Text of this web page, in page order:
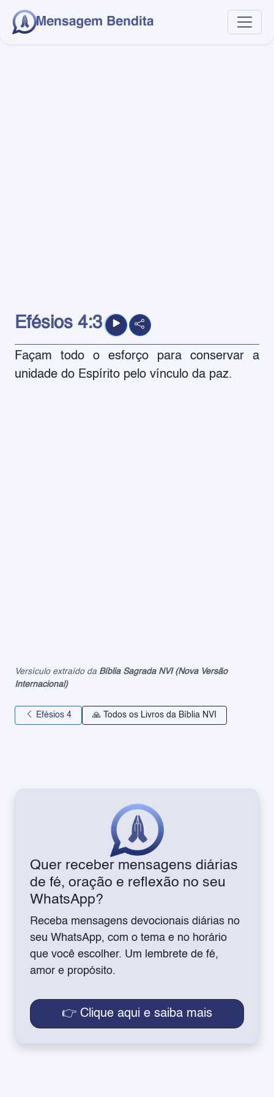
Efésios 4:3
Façam todo o esforço para conservar a
unidade do Espírito pelo vínculo da paz.
Versículo extraído da Bíblia Sagrada NVI (Nova Versão
Internacional)
Efésios 4 🙏 Todos os Livros da Bíblia NVI
Quer receber mensagens diárias
de fé, oração e reflexão no seu
WhatsApp?
Receba mensagens devocionais diárias no
seu WhatsApp, com o tema e no horário
que você escolher. Um lembrete de fé,
amor e propósito.
👉 Clique aqui e saiba mais